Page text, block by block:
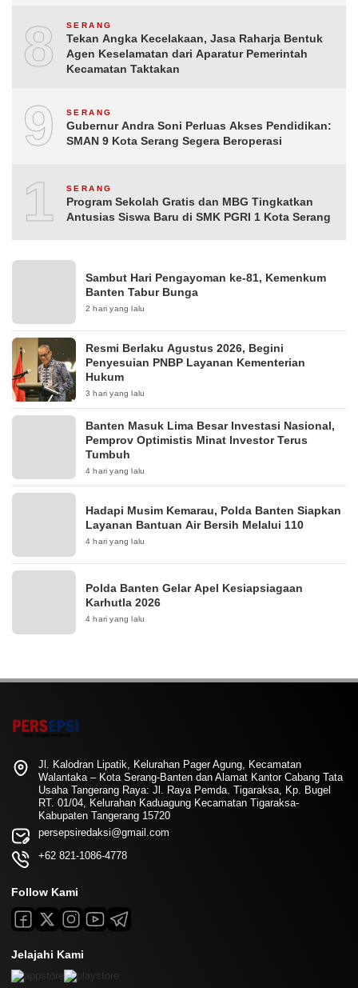
8 SERANG
Tekan Angka Kecelakaan, Jasa Raharja Bentuk
Agen Keselamatan dari Aparatur Pemerintah
Kecamatan Taktakan
9 SERANG
Gubernur Andra Soni Perluas Akses Pendidikan:
SMAN 9 Kota Serang Segera Beroperasi
10SERANG
Program Sekolah Gratis dan MBG Tingkatkan
Antusias Siswa Baru di SMK PGRI 1 Kota Serang
Sambut Hari Pengayoman ke-81, Kemenkum
Banten Tabur Bunga
2 hari yang lalu
Resmi Berlaku Agustus 2026, Begini
Penyesuian PNBP Layanan Kementerian
Hukum
3 hari yang lalu
Banten Masuk Lima Besar Investasi Nasional,
Pemprov Optimistis Minat Investor Terus
Tumbuh
4 hari yang lalu
Hadapi Musim Kemarau, Polda Banten Siapkan
Layanan Bantuan Air Bersih Melalui 110
4 hari yang lalu
Polda Banten Gelar Apel Kesiapsiagaan
Karhutla 2026
4 hari yang lalu
Jl. Kalodran Lipatik, Kelurahan Pager Agung, Kecamatan
Walantaka – Kota Serang-Banten dan Alamat Kantor Cabang Tata
Usaha Tangerang Raya: Jl. Raya Pemda. Tigaraksa, Kp. Bugel
RT. 01/04, Kelurahan Kaduagung Kecamatan Tigaraksa-
Kabupaten Tangerang 15720
persepsiredaksi@gmail.com
+62 821-1086-4778
Follow Kami
Jelajahi Kami